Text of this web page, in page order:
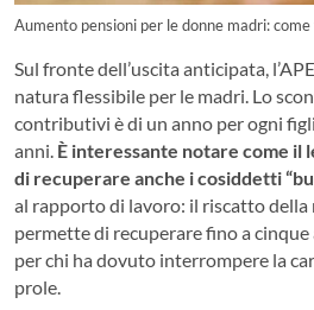
Aumento pensioni per le donne madri:
Sul fronte dell’uscita anticipata,
natura flessibile per le madri. Lo
contributivi è di un anno per ogni
anni. È interessante notare come il
di recuperare anche i cosiddetti
al rapporto di lavoro: il riscatto
permette di recuperare fino a
per chi ha dovuto interrompere la
prole.